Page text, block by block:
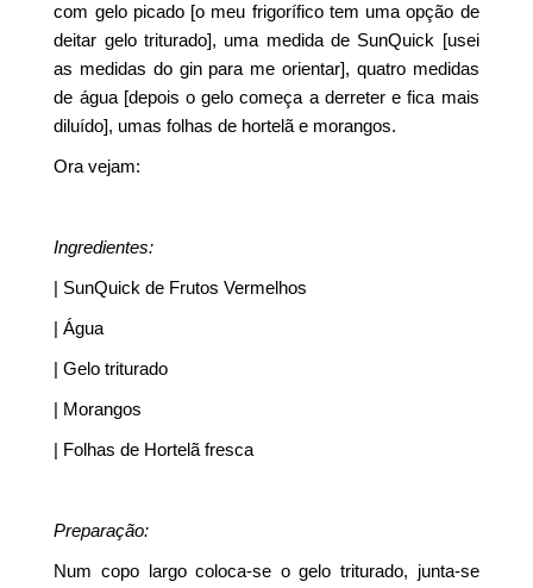
com gelo picado [o meu frigorífico tem uma opção de
deitar gelo triturado], uma medida de SunQuick [usei
as medidas do gin para me orientar], quatro medidas
de água [depois o gelo começa a derreter e fica mais
diluído], umas folhas de hortelã e morangos.
Ora vejam:
Ingredientes:
| SunQuick de Frutos Vermelhos
| Água
| Gelo triturado
| Morangos
| Folhas de Hortelã fresca
Preparação:
Num copo largo coloca-se o gelo triturado, junta-se